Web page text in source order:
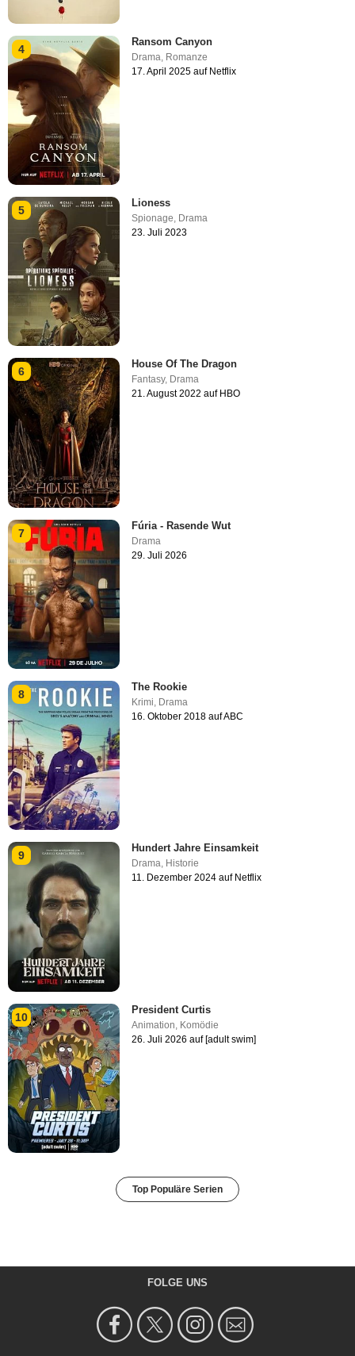
4
Ransom Canyon
Drama Romanze
17. April 2025 auf Netflix
5
Lioness
Spionage, Drama
23. Juli 2023
6
House Of The Dragon
Fantasy, Drama
21. August 2022 auf HBO
7
Fúria - Rasende Wut
Drama
29. Juli 2026
8
The Rookie
Krimi, Drama
16. Oktober 2018 auf ABC
9
Hundert Jahre Einsamkeit
Drama, Historie
11. Dezember 2024 auf Netflix
10
President Curtis
Animation Komödie
26. Juli 2026 auf [adult swim]
Top Populäre Serien
FOLGE UNS